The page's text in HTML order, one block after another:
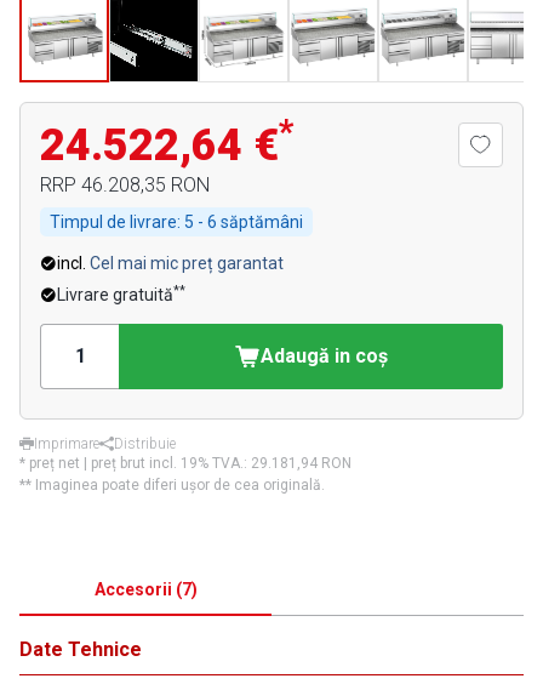
24.522,64 €*
RRP 46.208,35 RON
Timpul de livrare: 5 - 6 săptămâni
incl. Cel mai mic preț garantat
Livrare gratuită**
Adaugă in coş
Imprimare
Distribuie
* preț net | preț brut incl. 19% TVA.: 29.181,94 RON
** Imaginea poate diferi ușor de cea originală.
Accesorii (7)
Date Tehnice